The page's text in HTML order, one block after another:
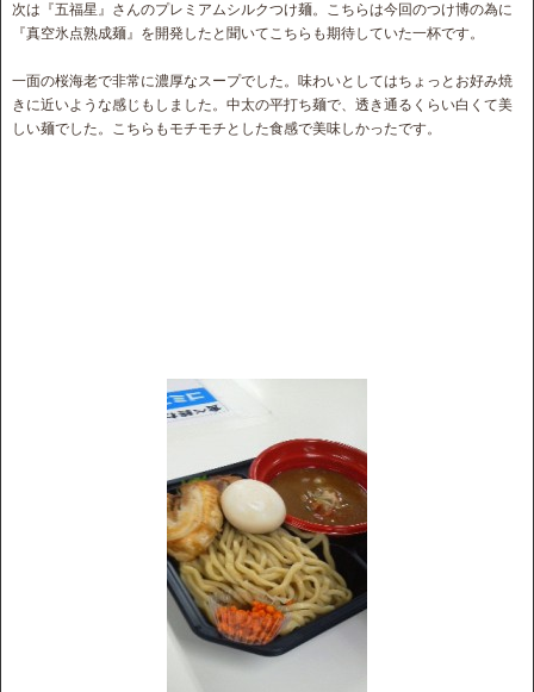
次は『五福星』さんのプレミアムシルクつけ麺。こちらは今回のつけ博の為に
『真空氷点熟成麺』を開発したと聞いてこちらも期待していた一杯です。
一面の桜海老で非常に濃厚なスープでした。味わいとしてはちょっとお好み焼
きに近いような感じもしました。中太の平打ち麺で、透き通るくらい白くて美
しい麺でした。こちらもモチモチとした食感で美味しかったです。